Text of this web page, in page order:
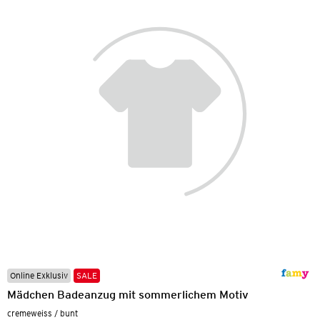
Online Exklusiv SALE
Mädchen Badeanzug mit sommerlichem Motiv
cremeweiss / bunt